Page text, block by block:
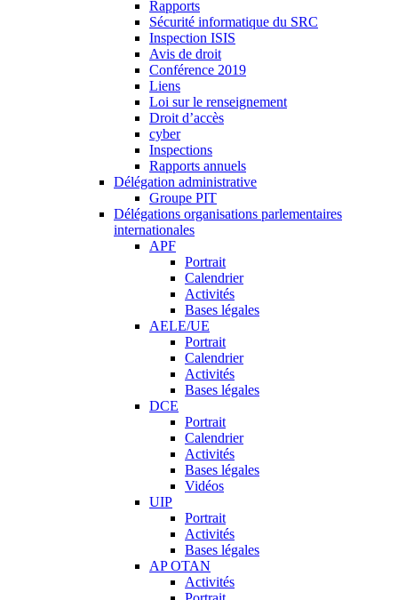
Rapports
Sécurité informatique du SRC
Inspection ISIS
Avis de droit
Conférence 2019
Liens
Loi sur le renseignement
Droit d’accès
cyber
Inspections
Rapports annuels
Délégation administrative
Groupe PIT
Délégations organisations parlementaires
internationales
APF
Portrait
Calendrier
Activités
Bases légales
AELE/UE
Portrait
Calendrier
Activités
Bases légales
DCE
Portrait
Calendrier
Activités
Bases légales
Vidéos
UIP
Portrait
Activités
Bases légales
AP OTAN
Activités